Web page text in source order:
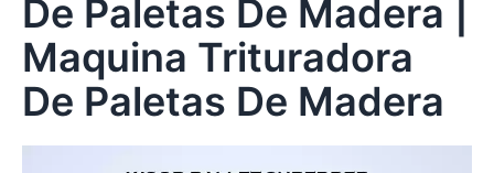
De Paletas De Madera |
Maquina Trituradora
De Paletas De Madera